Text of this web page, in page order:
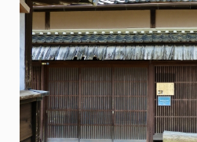
て
仮
想
通
貨
は